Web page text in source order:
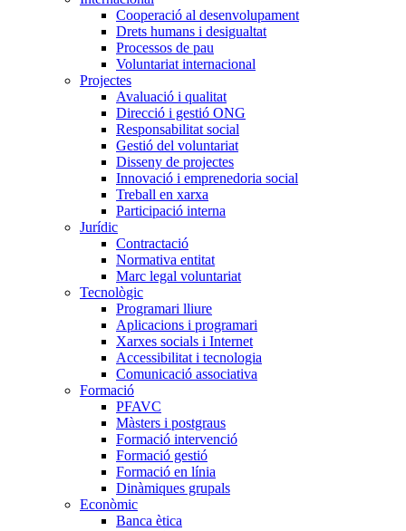
Cooperació al desenvolupament
Drets humans i desigualtat
Processos de pau
Voluntariat internacional
Projectes
Avaluació i qualitat
Direcció i gestió ONG
Responsabilitat social
Gestió del voluntariat
Disseny de projectes
Innovació i emprenedoria social
Treball en xarxa
Participació interna
Jurídic
Contractació
Normativa entitat
Marc legal voluntariat
Tecnològic
Programari lliure
Aplicacions i programari
Xarxes socials i Internet
Accessibilitat i tecnologia
Comunicació associativa
Formació
PFAVC
Màsters i postgraus
Formació intervenció
Formació gestió
Formació en línia
Dinàmiques grupals
Econòmic
Banca ètica